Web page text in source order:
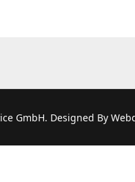
GmbH. Designed By